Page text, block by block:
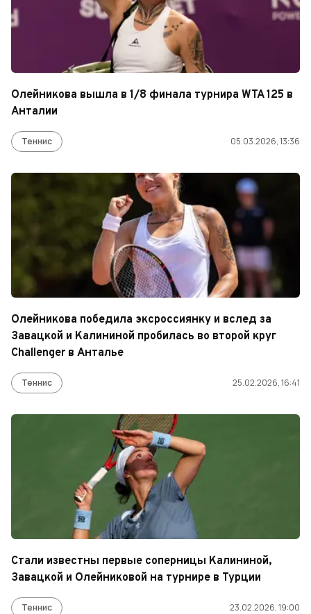
Олейникова вышла в 1/8 финала турнира WTA 125 в
Анталии
Теннис 05.03.2026, 13:36
Олейникова победила эксроссиянку и вслед за
Завацкой и Калининой пробилась во второй круг
Challenger в Анталье
Теннис 25.02.2026, 16:41
Стали известны первые соперницы Калининой,
Завацкой и Олейниковой на турнире в Турции
Теннис 23.02.2026, 19:00